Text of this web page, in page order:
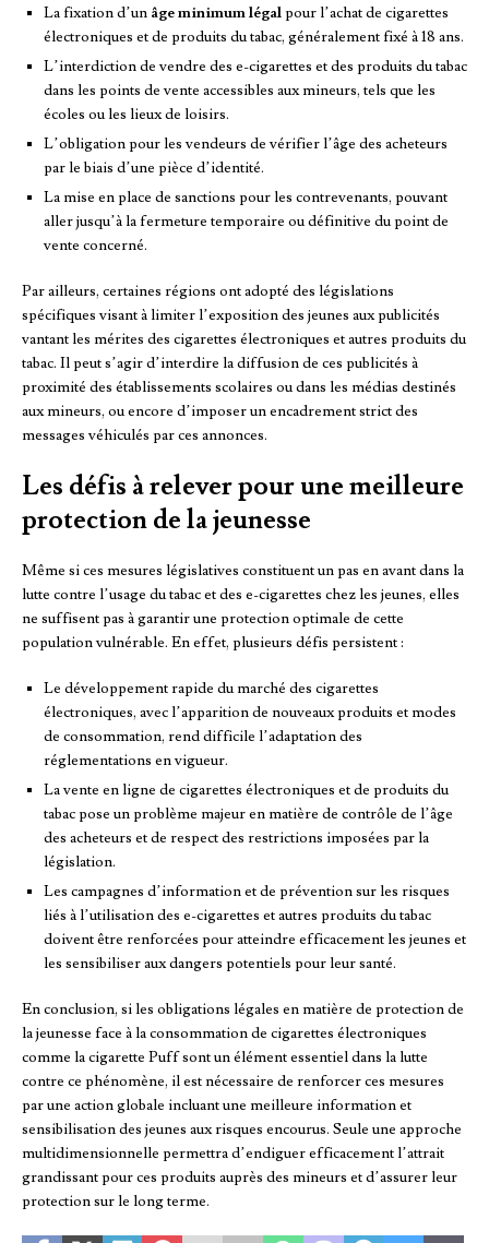
La fixation d’un âge minimum légalpour l’achat de cigarettes
électroniques et de produits du tabac, généralement fixé à 18 ans.
L’interdiction de vendre des e-cigarettes et des produits du tabac
dans les points de vente accessibles aux mineurs, tels que les
écoles ou les lieux de loisirs.
L’obligation pour les vendeurs de vérifier l’âge des acheteurs
par le biais d’une pièce d’identité.
La mise en place de sanctions pour les contrevenants, pouvant
aller jusqu’à la fermeture temporaire ou définitive du point de
vente concerné.
Par ailleurs, certaines régions ont adopté des législations
spécifiques visant à limiter l’exposition des jeunes aux publicités
vantant les mérites des cigarettes électroniques et autres produits du
tabac. Il peut s’agir d’interdire la diffusion de ces publicités à
proximité des établissements scolaires ou dans les médias destinés
aux mineurs, ou encore d’imposer un encadrement strict des
messages véhiculés par ces annonces.
Les défis à relever pour une meilleure
protection de la jeunesse
Même si ces mesures législatives constituent un pas en avant dans la
lutte contre l’usage du tabac et des e-cigarettes chez les jeunes, elles
ne suffisent pas à garantir une protection optimale de cette
population vulnérable. En effet, plusieurs défis persistent :
Le développement rapide du marché des cigarettes
électroniques, avec l’apparition de nouveaux produits et modes
de consommation, rend difficile l’adaptation des
réglementations en vigueur.
La vente en ligne de cigarettes électroniques et de produits du
tabac pose un problème majeur en matière de contrôle de l’âge
des acheteurs et de respect des restrictions imposées par la
législation.
Les campagnes d’information et de prévention sur les risques
liés à l’utilisation des e-cigarettes et autres produits du tabac
doivent être renforcées pour atteindre efficacement les jeunes et
les sensibiliser aux dangers potentiels pour leur santé.
En conclusion, si les obligations légales en matière de protection de
la jeunesse face à la consommation de cigarettes électroniques
comme la cigarette Puff sont un élément essentiel dans la lutte
contre ce phénomène, il est nécessaire de renforcer ces mesures
par une action globale incluant une meilleure information et
sensibilisation des jeunes aux risques encourus. Seule une approche
multidimensionnelle permettra d’endiguer efficacement l’attrait
grandissant pour ces produits auprès des mineurs et d’assurer leur
protection sur le long terme.